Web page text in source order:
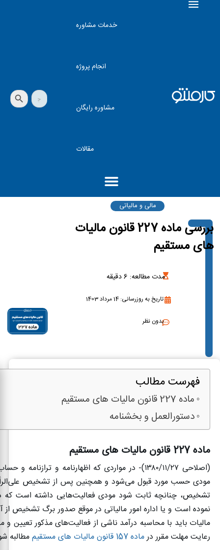
خدمات مشاوره
انجام پروژه
مشاوره رایگان
مقالات
جستجو
برای:
دکمه جستجو
مالی و مالیاتی
بررسی ماده 227 قانون مالیات
های مستقیم
مدت مطالعه: 6دقیقه
تاریخ به روزرسانی: 14 مرداد 1403
بدون نظر
فهرست مطالب
ماده 227 قانون مالیات های مستقیم
دستورالعمل و بخشنامه
ماده 227 قانون مالیات های مستقیم
(اصلاحی ۱۳۸۰/۱۱/۲۷)-
در مواردی که اظهارنامه و ترازنامه و
مودی حسب مورد قبول می‌شود و همچنین پس از تشخیص
تشخیص، چنانچه ثابت شود مودی فعالیت‌هایی داشته است که
نموده است و یا اداره امور مالیاتی در موقع صدور برگ ‌تشخیص از
مالیات باید با محاسبه درآمد ناشی از فعالیت‌های مذکور تعیین و
رعایت مهلت مقرر درماده 157 قانون مالیات های مستقیم
مطالبه